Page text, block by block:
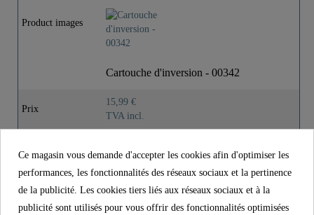
Longueur 8,8 Cm
Product images
Cartouche d'inversion - 00342
Prix
15,99 €
TVA incl.
Matériau Kunststoff mit Messingeinsatz
Couleur Bleu
Ce magasin vous demande d'accepter les cookies afin d'optimiser les
performances, les fonctionnalités des réseaux sociaux et la pertinence
de la publicité. Les cookies tiers liés aux réseaux sociaux et à la
publicité sont utilisés pour vous offrir des fonctionnalités optimisées